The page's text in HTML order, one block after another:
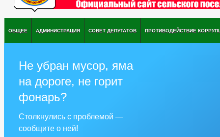
ОБЩЕЕ АДМИНИСТРАЦИЯ СОВЕТ ДЕПУТАТОВ ПРОТИВОДЕЙСТВИЕ
Не убран мусор, яма
на дороге, не горит
фонарь?
Столкнулись с проблемой —
сообщите о ней!